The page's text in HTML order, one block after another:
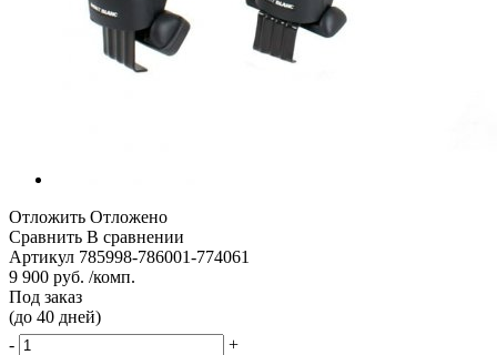
Отложить Отложено
Сравнить В сравнении
Артикул 785998-786001-774061
9 900 руб. /комп.
Под заказ
(до 40 дней)
-
+